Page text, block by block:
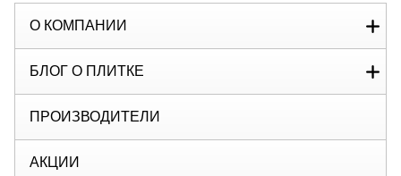
О КОМПАНИИ
БЛОГ О ПЛИТКЕ
ПРОИЗВОДИТЕЛИ
АКЦИИ